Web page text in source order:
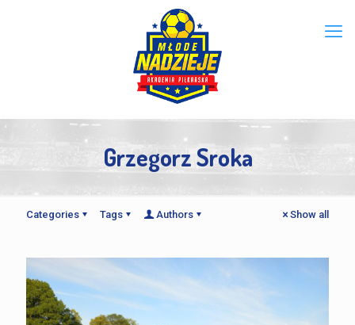
Grzegorz Sroka
Categories Tags Authors Show all